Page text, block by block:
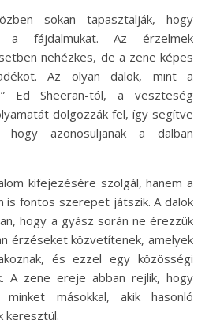
sokan tapasztalják, hogy
a fájdalmukat. Az érzelmek
nehézkes, de a zene képes
Az olyan dalok, mint a
Ed Sheeran-tól, a veszteség
dolgozzák fel, így segítve
azonosuljanak a dalban
kifejezésére szolgál, hanem a
is fontos szerepet játszik. A dalok
hogy a gyász során ne érezzük
érzéseket közvetítenek, amelyek
és ezzel egy közösségi
A zene ereje abban rejlik, hogy
minket másokkal, akik hasonló
keresztül.